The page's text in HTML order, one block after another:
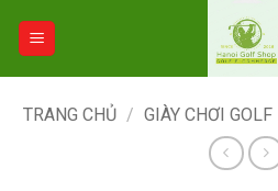
TRANG CHỦ / GIÀY CHƠI GOLF